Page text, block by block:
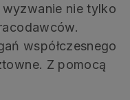
nie tylko
współczesnego
Z pomocą